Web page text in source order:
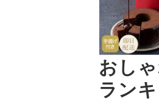
おし
ラン